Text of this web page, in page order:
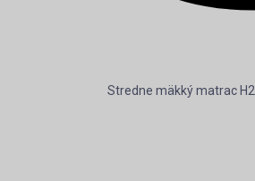
Stredne mäkký matrac H2